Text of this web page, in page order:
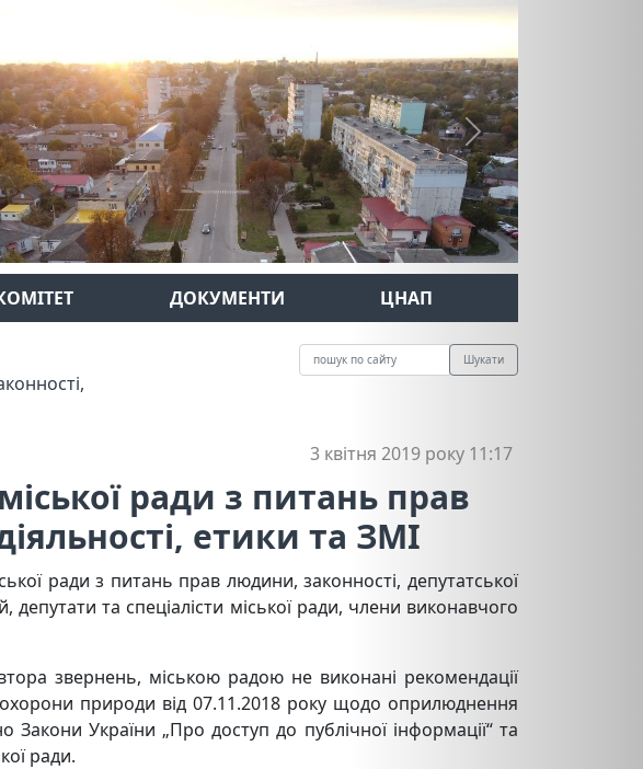
Next
ДОКУМЕНТИ ЦНАП
Шукати
3 квітня 2019 року 11:17
міської ради з питань прав
етики та ЗМІ
ради з питань прав людини, законності, депутатської
депутати та спеціалісти міської ради, члени виконавчого
звернень, міською радою не виконані рекомендації
охорони природи від 07.11.2018 року щодо оприлюднення
Закони України „Про доступ до публічної інформації“ та
ради.